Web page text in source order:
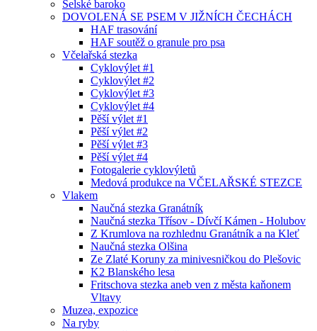
Selské baroko
DOVOLENÁ SE PSEM V JIŽNÍCH ČECHÁCH
HAF trasování
HAF soutěž o granule pro psa
Včelařská stezka
Cyklovýlet #1
Cyklovýlet #2
Cyklovýlet #3
Cyklovýlet #4
Pěší výlet #1
Pěší výlet #2
Pěší výlet #3
Pěší výlet #4
Fotogalerie cyklovýletů
Medová produkce na VČELAŘSKÉ STEZCE
Vlakem
Naučná stezka Granátník
Naučná stezka Třísov - Dívčí Kámen - Holubov
Z Krumlova na rozhlednu Granátník a na Kleť
Naučná stezka Olšina
Ze Zlaté Koruny za minivesničkou do Plešovic
K2 Blanského lesa
Fritschova stezka aneb ven z města kaňonem
Vltavy
Muzea, expozice
Na ryby